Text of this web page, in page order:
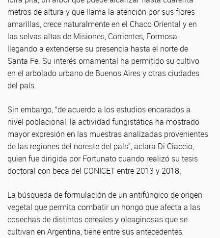
metros de altura y que llama la atención por sus flores
amarillas, crece naturalmente en el Chaco Oriental y en
las selvas altas de Misiones, Corrientes, Formosa,
llegando a extenderse su presencia hasta el norte de
Santa Fe. Su interés ornamental ha permitido su cultivo
en el arbolado urbano de Buenos Aires y otras ciudades
del país.
Sin embargo, “de acuerdo a los estudios encarados a
nivel poblacional, la actividad fungistática ha mostrado
mayor expresión en las muestras analizadas provenientes
de las regiones del noreste del país”, aclara Di Ciaccio,
quien fue dirigida por Fortunato cuando realizó su tesis
doctoral con beca del CONICET entre 2013 y 2018.
La búsqueda de formulación de un antifúngico de origen
vegetal que permita combatir un hongo que afecta a las
cosechas de distintos cereales y oleaginosas que se
cultivan en Argentina, tiene entre sus antecedentes,